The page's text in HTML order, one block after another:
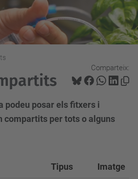
Comparteix:
podeu posar els fitxers i
compartits per tots o alguns
Tipus Imatge